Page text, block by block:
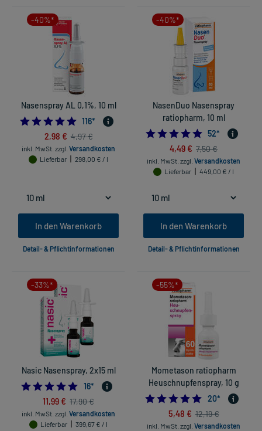
-40%*
Nasenspray AL 0,1%, 10 ml
4.879310344827586
116*
2,98 € 4,97 €
inkl. MwSt. zzgl. Versandkosten
Lieferbar
298,00 € / l
In den Warenkorb
Detail- & Pflichtinformationen
-40%*
NasenDuo Nasenspray
ratiopharm, 10 ml
52*
4,49 € 7,50 €
inkl. MwSt. zzgl. Versandkosten
Lieferbar
449,00 € / l
In den Warenkorb
Detail- & Pflichtinformationen
-33%*
Nasic Nasenspray, 2x15 ml
4.875
16*
11,99 € 17,90 €
inkl. MwSt. zzgl. Versandkosten
Lieferbar
399,67 € / l
-55%*
Mometason ratiopharm
Heuschnupfenspray, 10 g
5.0
20*
5,48 € 12,19 €
inkl. MwSt. zzgl. Versandkosten